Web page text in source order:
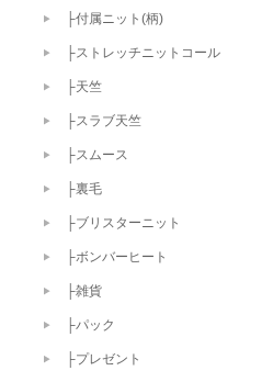
├付属ニット(柄)
├ストレッチニットコール
├天竺
├スラブ天竺
├スムース
├裏毛
├ブリスターニット
├ボンバーヒート
├雑貨
├パック
├プレゼント